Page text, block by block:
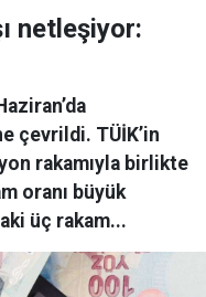
netleşiyor:
çevrildi. TÜİK’in
rakamıyla birlikte
oranı büyük
üç rakam...